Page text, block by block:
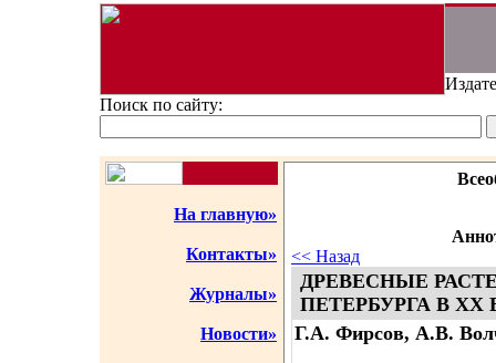
Поиск по сайту:
На главную»
Контакты»
Журналы»
Новости»
<< Назад
ДРЕВЕСНЫЕ
ПЕТЕРБУРГА В XX
Г.А. Фирсов, А.В.